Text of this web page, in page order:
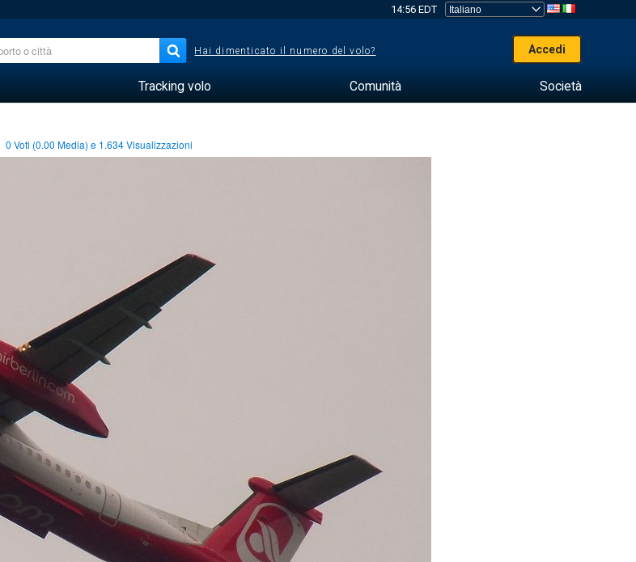
14:56 EDT
Hai dimenticato il numero del volo? Accedi
Tracking volo Comunità Società
0 Voti (0.00 Media) e 1.634Visualizzazioni